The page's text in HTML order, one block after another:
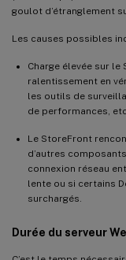
goulot d’étranglement
Les causes possibles
Charge élevée sur le
ralentissement en
les outils de
de performances, etc.
Le StoreFront
d’autres
connexion réseau
lente ou si certains
surchargés.
Durée du serveur